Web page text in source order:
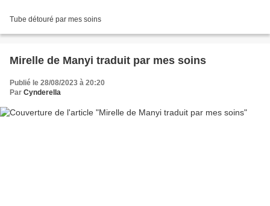
Tube détouré par mes soins
Mirelle de Manyi traduit par mes soins
Publié le 28/08/2023 à 20:20
Par Cynderella